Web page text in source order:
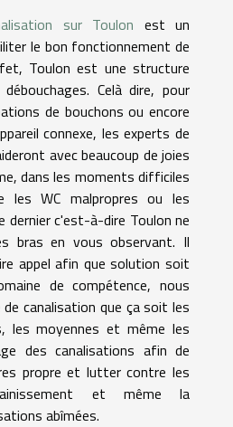
sur Toulon est un
le bon fonctionnement de
Toulon est une structure
Celà dire, pour
de bouchons ou encore
connexe, les experts de
avec beaucoup de joies
dans les moments difficiles
les WC malpropres ou les
dernier c'est-à-dire Toulon ne
bras en vous observant. Il
appel afin que solution soit
de compétence, nous
canalisation que ça soit les
les moyennes et même les
des canalisations afin de
propre et lutter contre les
et même la
abîmées.